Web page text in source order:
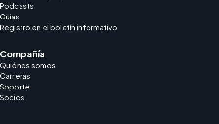
Podcasts
Guías
Registro en el boletín informativo
Compañía
Quiénes somos
Carreras
Soporte
Socios